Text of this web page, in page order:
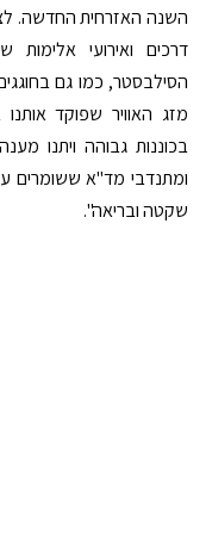
השנה האזרחית החדשה.
דרכים ואירועי אלימות
הסילבסטר, כמו גם
מזג האוויר שפוקד
בכוננות גבוהה ויתנו
ומתנדבי מד"א ששומרים
שקטה ובריאה".